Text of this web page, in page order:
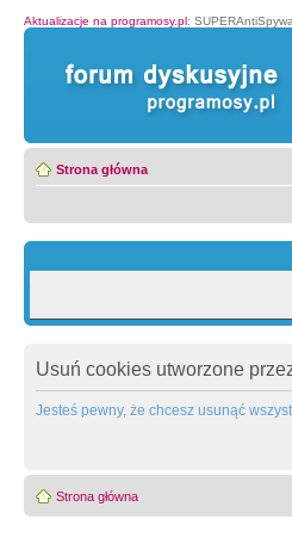
Aktualizacje na programosy.pl:
Strona główna
Usuń cookies utworzone
Jesteś pewny, że chcesz usunąć
Strona główna